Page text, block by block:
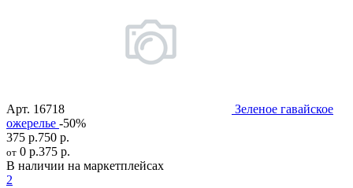
Арт. 16718
Зеленое гавайское
ожерелье -50%
375 р.750 р.
от 0 р.375 р.
В наличии на маркетплейсах
2